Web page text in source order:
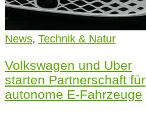
News, Technik & Natur
Volkswagen und Uber
starten Partnerschaft für
autonome E-Fahrzeuge